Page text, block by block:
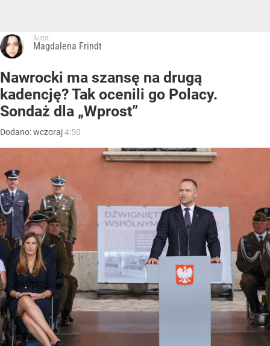
Autor:
Magdalena Frindt
Nawrocki ma szansę na drugą
kadencję? Tak ocenili go Polacy.
Sondaż dla „Wprost”
Dodano:wczoraj4:50